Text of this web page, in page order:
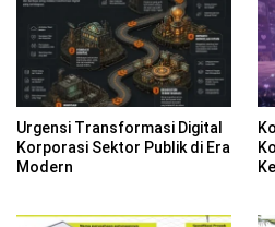
Urgensi Transformasi Digital
Korporasi Sektor Publik di Era
Modern